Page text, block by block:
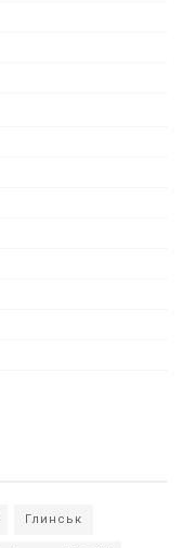
Глинськ